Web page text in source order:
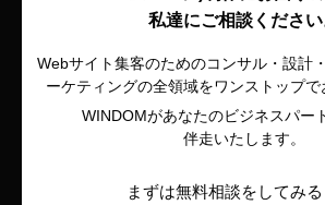
私達にご相談ください
Webサイト集客のためのコンサル・設計
ーケティングの全領域をワンストップで
WINDOMがあなたのビジネスパー
伴走いたします。
まずは無料相談をしてみる